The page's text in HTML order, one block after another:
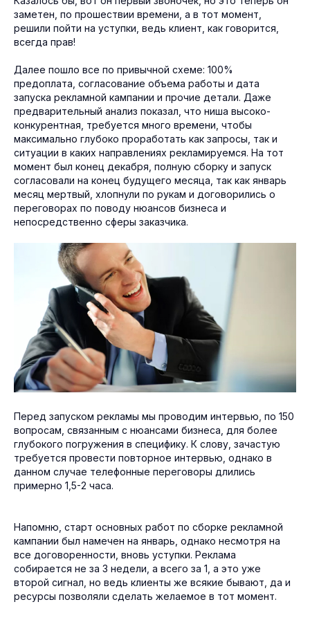
заметен, по прошествии времени, а в тот момент,
решили пойти на уступки, ведь клиент, как говорится,
всегда прав!
Далее пошло все по привычной схеме: 100%
предоплата, согласование объема работы и дата
запуска рекламной кампании и прочие детали. Даже
предварительный анализ показал, что ниша высоко-
конкурентная, требуется много времени, чтобы
максимально глубоко проработать как запросы, так и
ситуации в каких направлениях рекламируемся. На тот
момент был конец декабря, полную сборку и запуск
согласовали на конец будущего месяца, так как январь
месяц мертвый, хлопнули по рукам и договорились о
переговорах по поводу нюансов бизнеса и
непосредственно сферы заказчика.
Перед запуском рекламы мы проводим интервью, по 150
вопросам, связанным с нюансами бизнеса, для более
глубокого погружения в специфику. К слову, зачастую
требуется провести повторное интервью, однако в
данном случае телефонные переговоры длились
примерно 1,5-2 часа.
Напомню, старт основных работ по сборке рекламной
кампании был намечен на январь, однако несмотря на
все договоренности, вновь уступки. Реклама
собирается не за 3 недели, а всего за 1, а это уже
второй сигнал, но ведь клиенты же всякие бывают, да и
ресурсы позволяли сделать желаемое в тот момент.